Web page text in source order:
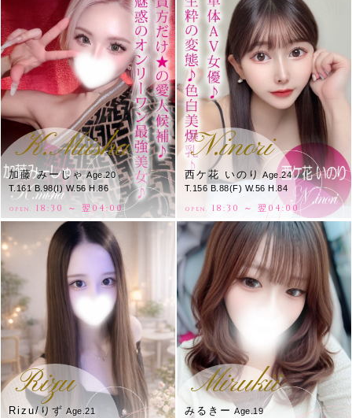
K.Miisha
加藤 みーしゃAge.20
T.161 B.98(I) W.56 H.86
OPEN. 18:30 ～ 翌04:00
N.inori
西ケ花 いのり Age.24
T.156 B.88(F) W.56 H.84
OPEN. 18:30 ～ 翌04:00
Rizu
Rizu/りず Age.21
Mirukii
みるきー Age.19